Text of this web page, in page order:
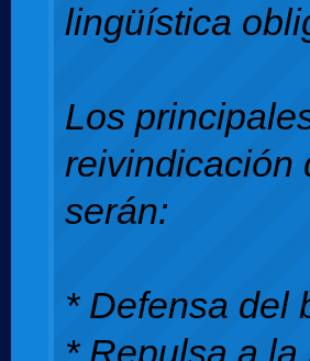
lingüística
Los
reivindicación
serán:
* Defensa del
* Repulsa a